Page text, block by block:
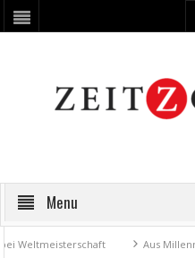
Menu
Aus Millennium wird